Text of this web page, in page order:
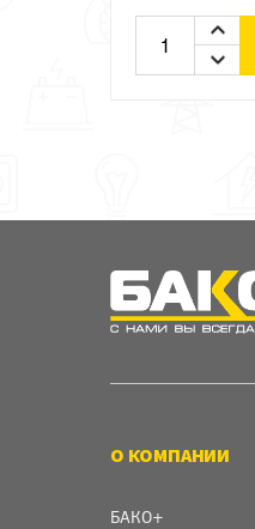
О КОМПАНИИ
БАКО+